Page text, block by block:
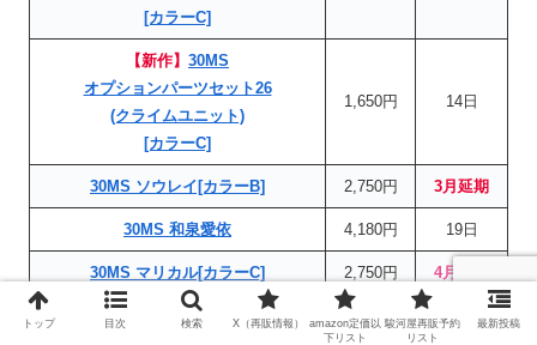
[カラーC]
【新作】 30MS
オプションパーツセット26
(クライムユニット)
[カラーC]
1,650円 14日
30MS ソウレイ[カラーB] 2,750円 3月延期
30MS 和泉愛依 4,180円 19日
30MS マリカル[カラーC] 2,750円 4月延期
30MS
トップ 目次 検索 X（再販情報）
amazon定価以
下リスト
駿河屋再販予約
リスト
最新投稿